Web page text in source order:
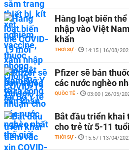
Hàng loạt biến
nhập vào Việt
khẩn
THỜI SỰ - 14:15 | 16/08/
Pfizer sẽ bán
các nước nghèo
QUỐC TẾ - 03:00 | 26/05/
Bắt đầu triển khai
cho trẻ từ 5-11 tuổi
THỜI SỰ - 15:57 | 13/04/